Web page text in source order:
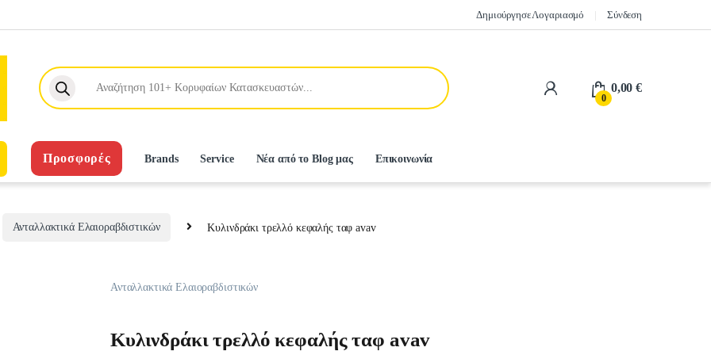
Δημιούργησε Λογαριασμό Σύνδεση
Products search
0
0,00€
Προσφορές Brands Service Νέα από το Blog μας Επικοινωνία
Ανταλλακτικά Ελαιοραβδιστικών Κυλινδράκι τρελλό κεφαλής ταφ avav
Ανταλλακτικά Ελαιοραβδιστικών
Κυλινδράκι τρελλό κεφαλής ταφ avav